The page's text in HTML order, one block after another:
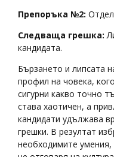
Препоръка №2:
Следваща грешка:
кандидата.
Бързането и липсата
профил на човека,
сигурни какво точно
става хаотичен, а
кандидати удължава
грешки. В резултат
необходимите умения,